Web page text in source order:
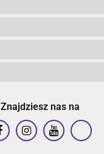
Znajdziesz nas na